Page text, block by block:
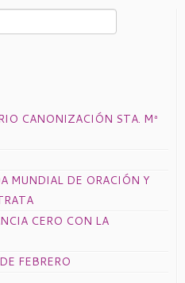
CANONIZACIÓN STA. Mª
MUNDIAL DE ORACIÓN Y
CERO CON LA
FEBRERO